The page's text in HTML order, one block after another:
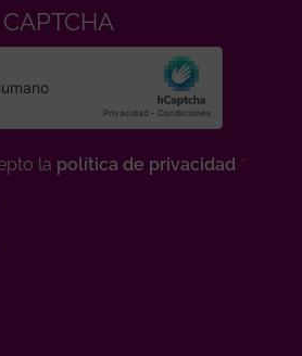
CAPTCHA
la política de privacidad